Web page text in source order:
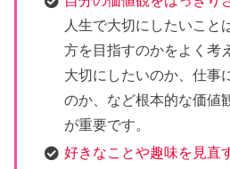
人生で大切にしたいこと
方を目指すのかをよく考
大切にしたいのか、仕事
のか、など根本的な価値
が重要です。
好きなことや趣味を見直